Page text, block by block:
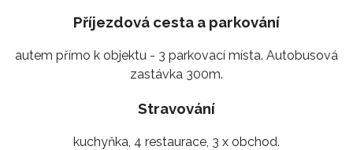
Příjezdová cesta a parkování
autem přímo k objektu - 3 parkovací místa. Autobusová
zastávka 300m.
Stravování
kuchyňka, 4 restaurace, 3 x obchod.